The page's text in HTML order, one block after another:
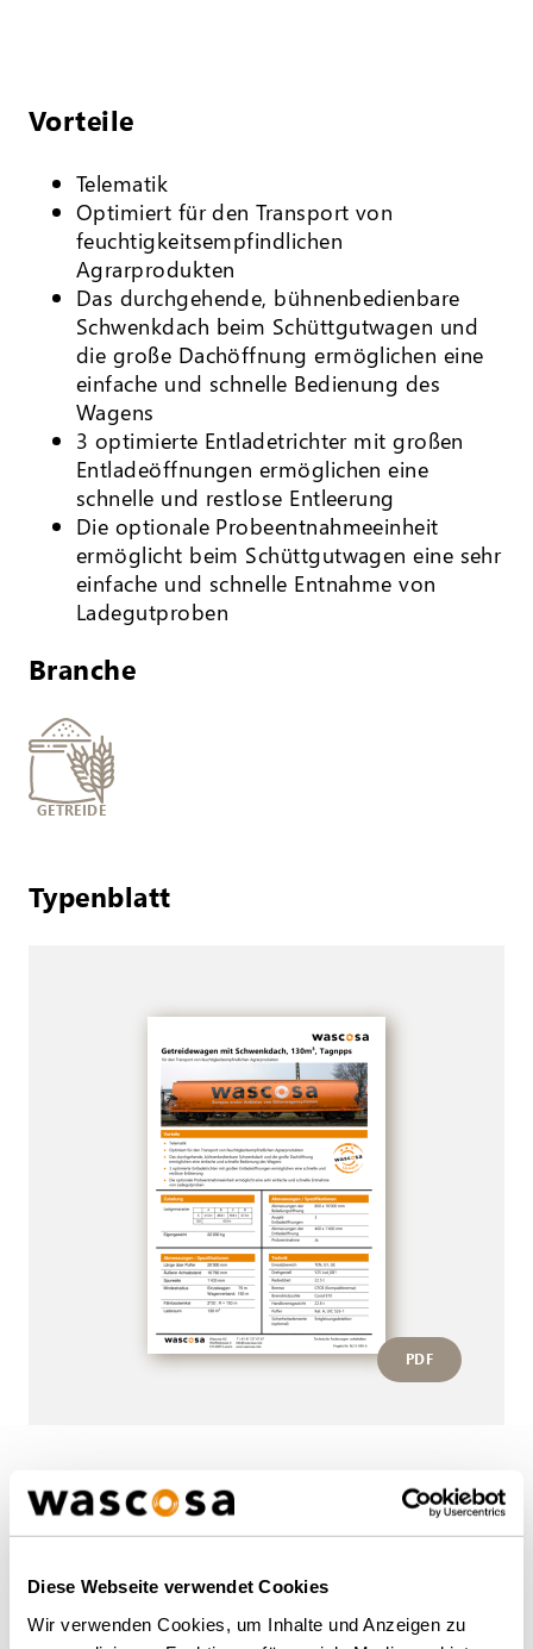
Diese Webseite verwendet Cookies
Wir verwenden Cookies, um Inhalte und Anzeigen zu
Vorteile
Telematik
Optimiert für den Transport von
feuchtigkeitsempfindlichen
Agrarprodukten
Das durchgehende, bühnenbedienbare
Schwenkdach beim Schüttgutwagen und
die große Dachöffnung ermöglichen eine
einfache und schnelle Bedienung des
Wagens
3 optimierte Entladetrichter mit großen
Entladeöffnungen ermöglichen eine
schnelle und restlose Entleerung
Die optionale Probeentnahmeeinheit
ermöglicht beim Schüttgutwagen eine sehr
einfache und schnelle Entnahme von
Ladegutproben
Branche
GETREIDE
Typenblatt
PDF
Weitere Wagen von diesem
ZURÜCK ZUR ÜBERSICHT